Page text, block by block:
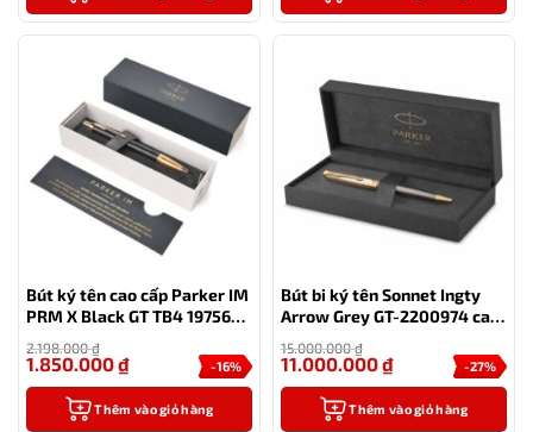
Bút ký tên cao cấp Parker IM
PRM X Black GT TB4 1975662
2.198.000₫
-16%
1.850.000₫
Thêm vào giỏ hàng
Bút bi ký tên Sonnet Ingty
Arrow Grey GT-2200974 cao
15.000.000₫
-27%
11.000.000₫
Thêm vào giỏ hàng